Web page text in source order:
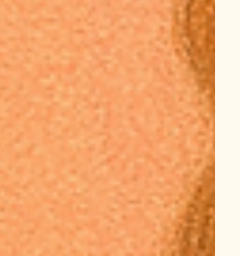
budować również przy
Ważniejsze są tutaj czas,
do eksperymentowania. Po
zaczyna wdrażanie
Tymczasem same
miejsca pracy i realnych